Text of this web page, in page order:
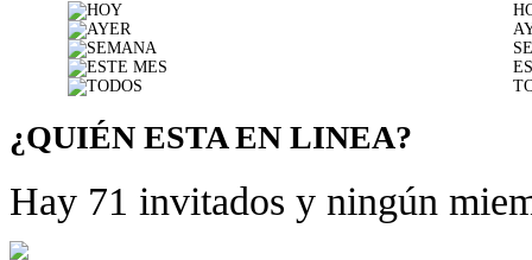
¿QUIÉN ESTA EN LINEA?
Hay 71 invitados y ningún